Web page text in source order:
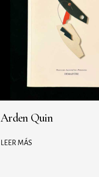
Arden Quin
LEER MÁS